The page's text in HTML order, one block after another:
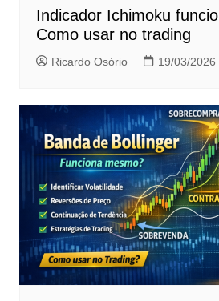
Indicador Ichimoku
Como usar no trading
Ricardo Osório 19/03/2026